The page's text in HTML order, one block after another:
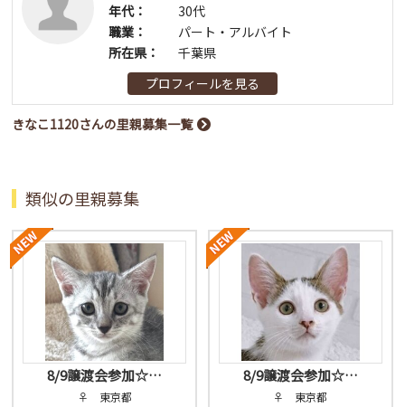
年代：
30代
職業：
パート・アルバイト
所在県：
千葉県
プロフィールを見る
きなこ1120さんの里親募集一覧
類似の里親募集
8/9譲渡会参加☆…
♀ 東京都
8/9譲渡会参加☆…
♀ 東京都